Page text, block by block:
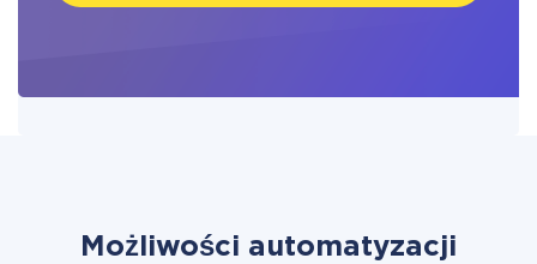
Możliwości automatyzacji